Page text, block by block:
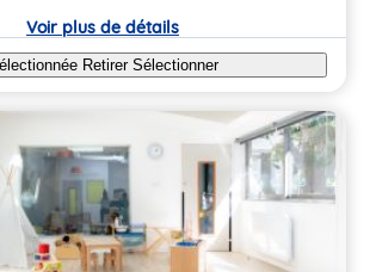
Voir plus de détails
Retirer Sélectionner